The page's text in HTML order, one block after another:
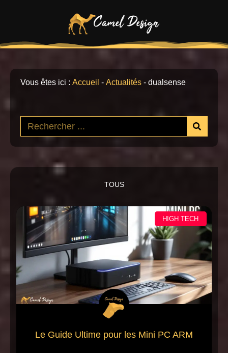
Vous êtes ici : Accueil - Actualités - dualsense
TOUS
HIGH TECH
Le Guide Ultime pour les Mini PC ARM